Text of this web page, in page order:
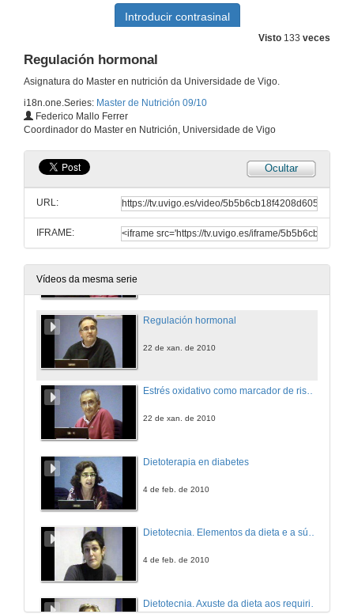
Visto 133 veces
Regulación hormonal
Asignatura do Master en nutrición da Universidade de Vigo.
i18n.one.Series: Master de Nutrición 09/10
Federico Mallo Ferrer
Coordinador do Master en Nutrición, Universidade de Vigo
Ocultar
URL:
IFRAME:
Vídeos da mesma serie
15 de xan. de 2010
Eixo Lactotropo (A prolactina)
15 de xan. de 2010
Catecolaminas e sistema simpático-adrenal
21 de xan. de 2010
Enfermidades das glándulas suprarrenales
Regulación hormonal
22 de xan. de 2010
Estrés oxidativo como marcador de risco cardiovascular en pacientes con síndrome de Cushing
22 de xan. de 2010
Dietoterapia en diabetes
4 de feb. de 2010
Dietotecnia. Elementos da dieta e a súa ponderación. Valoración calórico-nutricional dos alimentos
4 de feb. de 2010